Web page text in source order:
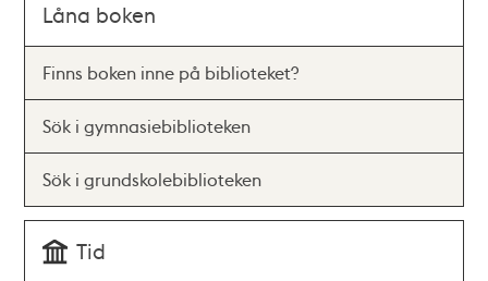
Låna boken
Finns boken inne på biblioteket?
Sök i gymnasiebiblioteken
Sök i grundskolebiblioteken
Tid